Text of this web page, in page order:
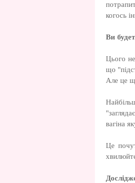
когось
Ви
Цього
що
Але це
вагіна
Це